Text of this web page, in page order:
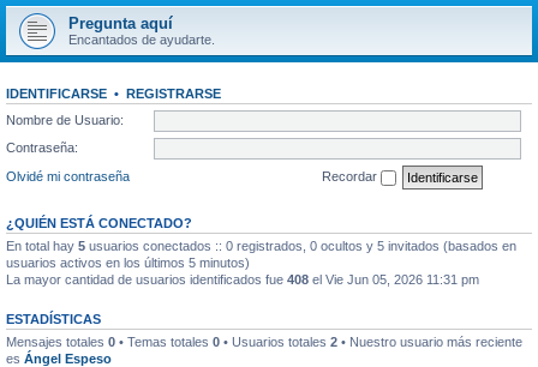
c
r
Pregunta aquí
Encantados de ayudarte.
IDENTIFICARSE • REGISTRARSE
Nombre de Usuario:
Contraseña:
Olvidé mi contraseña
Recordar
¿QUIÉN ESTÁ CONECTADO?
En total hay 5 usuarios conectados :: 0 registrados, 0 ocultos y 5 invitados (basados en
usuarios activos en los últimos 5 minutos)
La mayor cantidad de usuarios identificados fue 408 el Vie Jun 05, 2026 11:31 pm
ESTADÍSTICAS
Mensajes totales 0 • Temas totales 0 • Usuarios totales 2 • Nuestro usuario más reciente
es Ángel Espeso